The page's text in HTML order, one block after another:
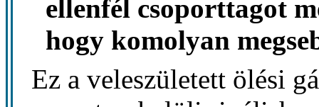
ellenfél csoporttagot
hogy komolyan
Ez a veleszületett ölési